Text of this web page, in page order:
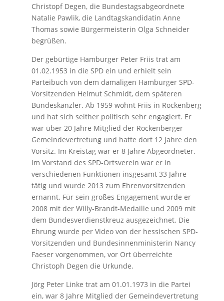
Christopf Degen, die Bundestagsabgeordnete
Natalie Pawlik, die Landtagskandidatin Anne
Thomas sowie Bürgermeisterin Olga Schneider
begrüßen.
Der gebürtige Hamburger Peter Friis trat am
01.02.1953 in die SPD ein und erhielt sein
Parteibuch von dem damaligen Hamburger SPD-
Vorsitzenden Helmut Schmidt, dem späteren
Bundeskanzler. Ab 1959 wohnt Friis in Rockenberg
und hat sich seither politisch sehr engagiert. Er
war über 20 Jahre Mitglied der Rockenberger
Gemeindevertretung und hatte dort 12 Jahre den
Vorsitz. Im Kreistag war er 8 Jahre Abgeordneter.
Im Vorstand des SPD-Ortsverein war er in
verschiedenen Funktionen insgesamt 33 Jahre
tätig und wurde 2013 zum Ehrenvorsitzenden
ernannt. Für sein großes Engagement wurde er
2008 mit der Willy-Brandt-Medaille und 2009 mit
dem Bundesverdienstkreuz ausgezeichnet. Die
Ehrung wurde per Video von der hessischen SPD-
Vorsitzenden und Bundesinnenministerin Nancy
Faeser vorgenommen, vor Ort überreichte
Christoph Degen die Urkunde.
Jörg Peter Linke trat am 01.01.1973 in die Partei
ein, war 8 Jahre Mitglied der Gemeindevertretung